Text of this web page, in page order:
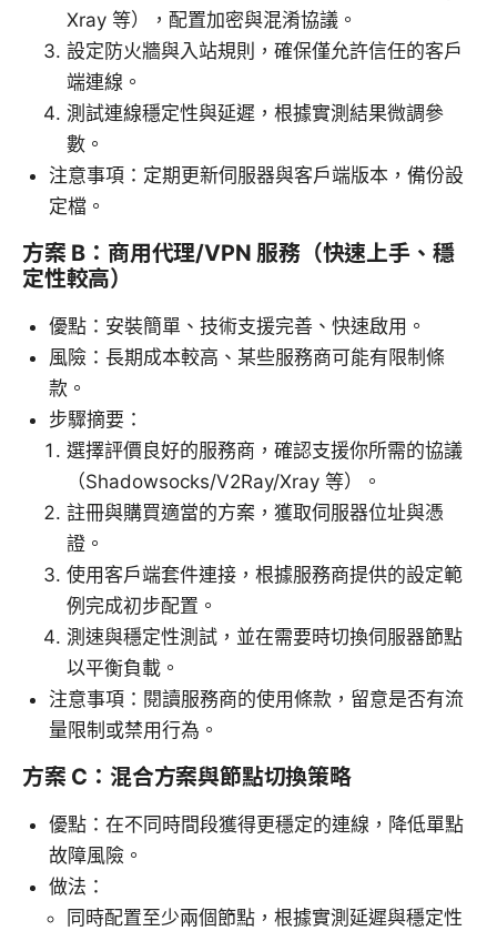
Xray 等），配置加密與混淆協議。
設定防火牆與入站規則，確保僅允許信任的客戶
端連線。
測試連線穩定性與延遲，根據實測結果微調參
數。
注意事項：定期更新伺服器與客戶端版本，備份設
定檔。
方案 B：商用代理/VPN 服務（快速上手、穩
定性較高）
優點：安裝簡單、技術支援完善、快速啟用。
風險：長期成本較高、某些服務商可能有限制條
款。
步驟摘要：
選擇評價良好的服務商，確認支援你所需的協議
（Shadowsocks/V2Ray/Xray 等）。
註冊與購買適當的方案，獲取伺服器位址與憑
證。
使用客戶端套件連接，根據服務商提供的設定範
例完成初步配置。
測速與穩定性測試，並在需要時切換伺服器節點
以平衡負載。
注意事項：閱讀服務商的使用條款，留意是否有流
量限制或禁用行為。
方案 C：混合方案與節點切換策略
優點：在不同時間段獲得更穩定的連線，降低單點
故障風險。
做法：
同時配置至少兩個節點，根據實測延遲與穩定性